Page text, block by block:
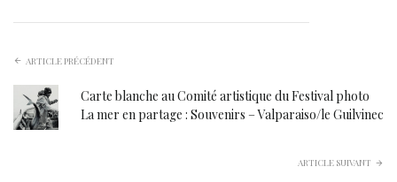
ARTICLE PRÉCÉDENT
Carte blanche au Comité artistique du Festival photo
La mer en partage : Souvenirs – Valparaiso/le Guilvinec
ARTICLE SUIVANT